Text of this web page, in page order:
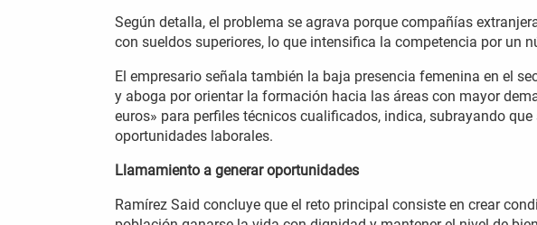
Según detalla, el problema se agrava porque compañías
con sueldos superiores, lo que intensifica la competencia por un
El empresario señala también la baja presencia femenina en el
y aboga por orientar la formación hacia las áreas con mayor
euros» para perfiles técnicos cualificados, indica, subrayando
oportunidades laborales.
Llamamiento a generar oportunidades
Ramírez Said concluye que el reto principal consiste en crear